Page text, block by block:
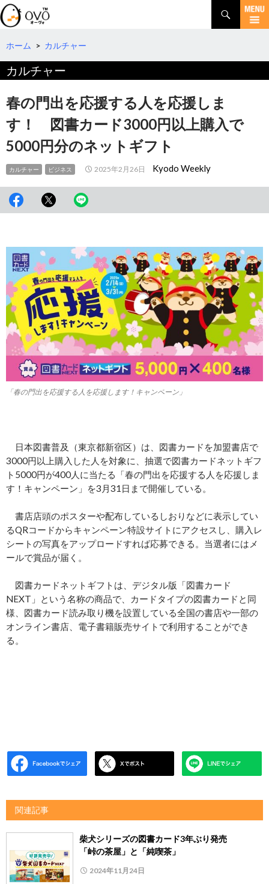
検
索
コ
テ
ツ
へ
移
動
ホーム > カルチャー
カルチャー
春の門出を応援する人を応援しま
す！ 図書カード3000円以上購入で
5000円分のネットギフト
カルチャー ビジネス 2025年2月26日 Kyodo Weekly
「春の門出を応援する人を応援します！キャンペーン」
日本図書普及（東京都新宿区）は、図書カードを加盟書店で
3000円以上購入した人を対象に、抽選で図書カードネットギフ
ト5000円が400人に当たる「春の門出を応援する人を応援しま
す！キャンペーン」を3月31日まで開催している。
書店店頭のポスターや配布しているしおりなどに表示してい
るQRコードからキャンペーン特設サイトにアクセスし、購入レ
シートの写真をアップロードすれば応募できる。当選者にはメ
ールで賞品が届く。
図書カードネットギフトは、デジタル版「図書カード
NEXT」という名称の商品で、カードタイプの図書カードと同
様、図書カード読み取り機を設置している全国の書店や一部の
オンライン書店、電子書籍販売サイトで利用することができ
る。
関連記事
柴犬シリーズの図書カード3年ぶり発売
「峠の茶屋」と「純喫茶」
2024年11月24日